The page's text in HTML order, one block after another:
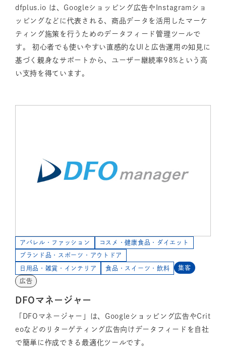
dfplus.io は、Googleショッピング広告やInstagramショ
ッピングなどに代表される、商品データを活用したマーケ
ティング施策を行うためのデータフィード管理ツールで
す。 初心者でも使いやすい直感的なUIと広告運用の知見に
基づく親身なサポートから、ユーザー継続率98%という高
い支持を得ています。
アパレル・ファッション コスメ・健康食品・ダイエット
ブランド品・スポーツ・アウトドア
日用品・雑貨・インテリア 食品・スイーツ・飲料 集客
広告
DFOマネージャー
「DFOマネージャー」は、Googleショッピング広告やCrit
eoなどのリターゲティング広告向けデータフィードを自社
で簡単に作成できる最適化ツールです。